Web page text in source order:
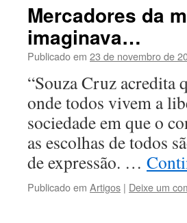
Mercadores da
imaginava…
Publicado em 23 de novembro de
“Souza Cruz acredita
onde todos vivem a
sociedade em que o
as escolhas de todos
de expressão. …
Publicado em Artigos | Deixe um